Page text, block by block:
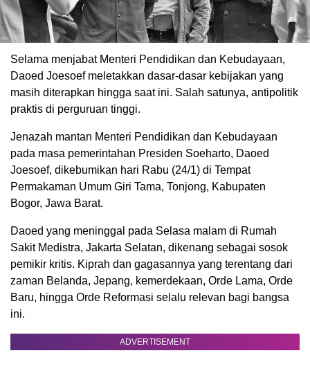
Selama menjabat Menteri Pendidikan dan Kebudayaan,
Daoed Joesoef meletakkan dasar-dasar kebijakan yang
masih diterapkan hingga saat ini. Salah satunya, antipolitik
praktis di perguruan tinggi.
Jenazah mantan Menteri Pendidikan dan Kebudayaan
pada masa pemerintahan Presiden Soeharto, Daoed
Joesoef, dikebumikan hari Rabu (24/1) di Tempat
Permakaman Umum Giri Tama, Tonjong, Kabupaten
Bogor, Jawa Barat.
Daoed yang meninggal pada Selasa malam di Rumah
Sakit Medistra, Jakarta Selatan, dikenang sebagai sosok
pemikir kritis. Kiprah dan gagasannya yang terentang dari
zaman Belanda, Jepang, kemerdekaan, Orde Lama, Orde
Baru, hingga Orde Reformasi selalu relevan bagi bangsa
ini.
ADVERTISEMENT